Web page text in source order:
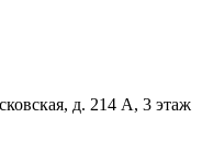
д. 214 А, 3 этаж